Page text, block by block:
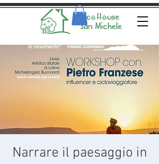
Narrare il paesaggio in